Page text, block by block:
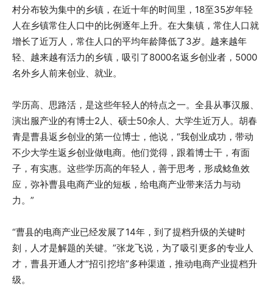
村分布较为集中的乡镇，在近十年的时间里，18至35岁年轻
人在乡镇常住人口中的比例逐年上升。在大集镇，常住人口就
增长了近万人，常住人口的平均年龄降低了3岁。越来越年
轻、越来越有活力的乡镇，吸引了8000名返乡创业者，5000
名外乡人前来创业、就业。
学历高、思路活，是这些年轻人的特点之一。全县从事汉服、
演出服产业的有博士2人、硕士50余人、大学生近万人。胡春
青是曹县返乡创业的第一位博士，他说，“我创业成功，带动
不少大学生返乡创业做电商。他们觉得，跟着博士干，有面
子，有实惠。这些学历高的年轻人，善于思考，形成鲶鱼效
应，弥补曹县电商产业的短板，给电商产业带来活力与动
力。”
“曹县的电商产业已经发展了14年，到了提档升级的关键时
刻，人才是解题的关键。”张龙飞说，为了吸引更多的专业人
才，曹县开通人才“招引挖培”多种渠道，推动电商产业提档升
级。